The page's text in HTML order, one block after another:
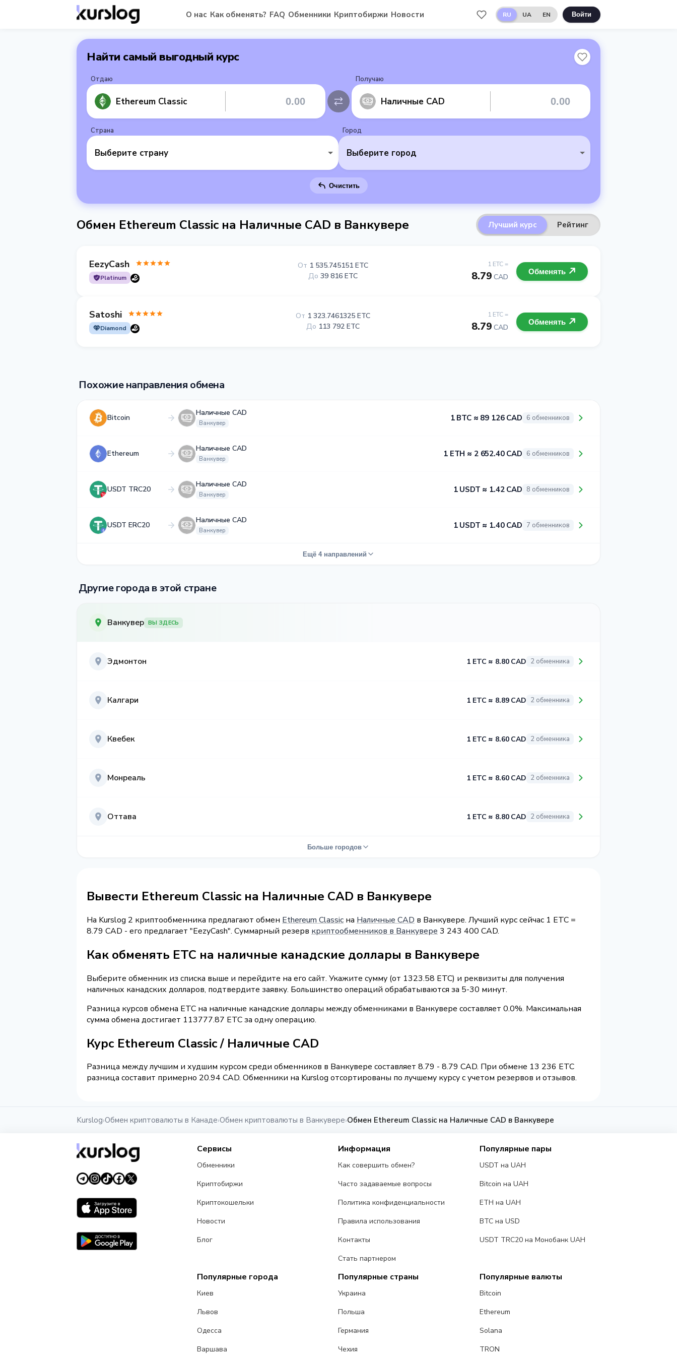
О нас Как обменять? FAQ Обменники Криптобиржи Новости RU UA EN Войти
Найти самый выгодный курс
Отдаю
Ethereum Classic
Получаю
Наличные CAD
Страна
Выберите страну
Город
Выберите город
Очистить
Обмен Ethereum Classic на Наличные CAD в Ванкувере Лучший курс Рейтинг
EezyCash
Platinum
1 ETC =
8.79 CAD
От 1 535.745151 ETC
До 39 816 ETC Обменять
Satoshi
Diamond
1 ETC =
8.79 CAD
От 1 323.7461325 ETC
До 113 792 ETC Обменять
Похожие направления обмена
Bitcoin
Наличные CAD
Ванкувер
1 BTC ≈ 89 126 CAD 6 обменников
Ethereum
Наличные CAD
Ванкувер
1 ETH ≈ 2 652.40 CAD 6 обменников
USDT TRC20
Наличные CAD
Ванкувер
1 USDT ≈ 1.42 CAD 8 обменников
USDT ERC20
Наличные CAD
Ванкувер
1 USDT ≈ 1.40 CAD 7 обменников
Ещё 4 направлений
Другие города в этой стране
Ванкувер ВЫ ЗДЕСЬ
Эдмонтон 1 ETC ≈ 8.80 CAD 2 обменника
Калгари 1 ETC ≈ 8.89 CAD 2 обменника
Квебек 1 ETC ≈ 8.60 CAD 2 обменника
Монреаль 1 ETC ≈ 8.60 CAD 2 обменника
Оттава 1 ETC ≈ 8.80 CAD 2 обменника
Больше городов
Вывести Ethereum Classic на Наличные CAD в Ванкувере
На Kurslog 2 криптообменника предлагают обмен Ethereum Classic на Наличные CAD в Ванкувере. Лучший курс сейчас 1 ETC =
8.79 CAD - его предлагает "EezyCash". Суммарный резерв криптообменников в Ванкувере 3 243 400 CAD.
Как обменять ETC на наличные канадские доллары в Ванкувере
Выберите обменник из списка выше и перейдите на его сайт. Укажите сумму (от 1323.58 ETC) и реквизиты для получения
наличных канадских долларов, подтвердите заявку. Большинство операций обрабатываются за 5-30 минут.
Разница курсов обмена ETC на наличные канадские доллары между обменниками в Ванкувере составляет 0.0%. Максимальная
сумма обмена достигает 113777.87 ETC за одну операцию.
Курс Ethereum Classic / Наличные CAD
Разница между лучшим и худшим курсом среди обменников в Ванкувере составляет 8.79 - 8.79 CAD. При обмене 13 236 ETC
разница составит примерно 20.94 CAD. Обменники на Kurslog отсортированы по лучшему курсу с учетом резервов и отзывов.
Kurslog›Обмен криптовалюты в Канаде›Обмен криптовалюты в Ванкувере›Обмен Ethereum Classic на Наличные CAD в Ванкувере
Сервисы
Обменники
Криптобиржи
Криптокошельки
Новости
Блог
Информация
Как совершить обмен?
Часто задаваемые вопросы
Политика конфиденциальности
Правила использования
Контакты
Стать партнером
Популярные пары
USDT на UAH
Bitcoin на UAH
ETH на UAH
BTC на USD
USDT TRC20 на Монобанк UAH
Популярные города
Киев
Львов
Одесса
Варшава
Популярные страны
Украина
Польша
Германия
Чехия
Популярные валюты
Bitcoin
Ethereum
Solana
TRON